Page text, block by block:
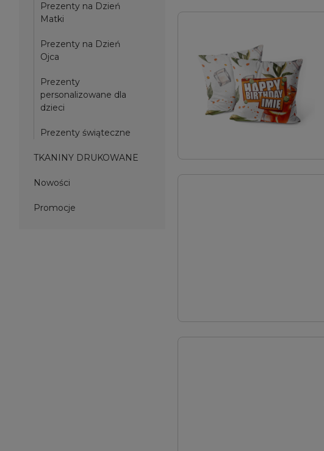
Prezenty na Dzień
Matki
Prezenty na Dzień
Ojca
Prezenty
personalizowane dla
dzieci
Prezenty świąteczne
TKANINY DRUKOWANE
Nowości
Promocje